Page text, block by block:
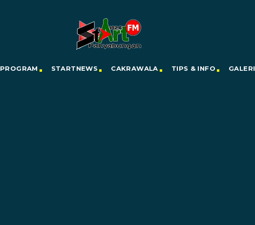
PROGRAM STARTNEWS CAKRAWALA TIPS & INFO GALERI